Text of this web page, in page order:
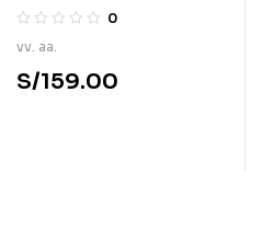
inventos
0
vv. aa.
S/159.00